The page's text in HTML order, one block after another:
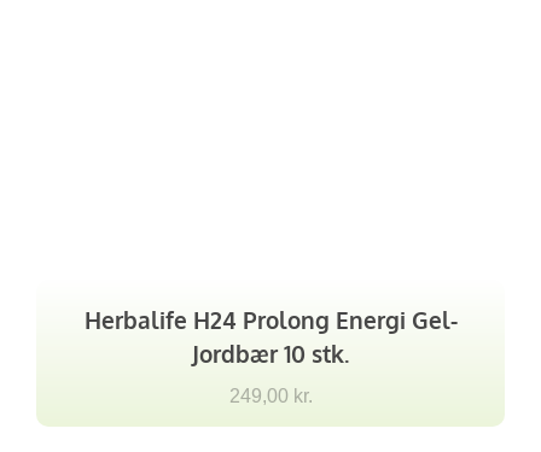
Herbalife H24 Prolong Energi Gel-
Jordbær 10 stk.
249,00 kr.